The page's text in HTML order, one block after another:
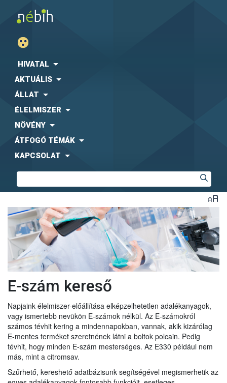
HIVATAL
AKTUÁLIS
ÁLLAT
ÉLELMISZER
NÖVÉNY
ÁTFOGÓ TÉMÁK
KAPCSOLAT
E-szám kereső
Napjaink élelmiszer-előállítása elképzelhetetlen adalékanyagok,
vagy ismertebb nevükön E-számok nélkül. Az E-számokról
számos tévhit kering a mindennapokban, vannak, akik kizárólag
E-mentes terméket szeretnének látni a boltok polcain. Pedig
tévhit, hogy minden E-szám mesterséges. Az E330 például nem
más, mint a citromsav.
Szűrhető, kereshető adatbázisunk segítségével megismerhetik az